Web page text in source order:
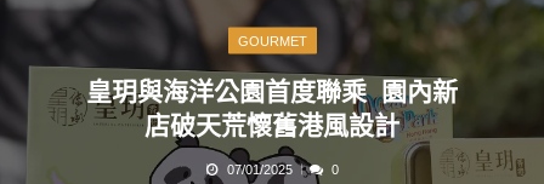
GOURMET
皇玥與海洋公園首度聯乘 園內新
店破天荒懷舊港風設計
07/01/2025 0